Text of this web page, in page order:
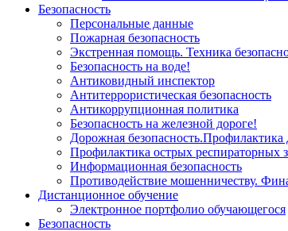
Безопасность
Персональные данные
Пожарная безопасность
Экстренная помощь. Техника
Безопасность на воде!
Антиковидный инспектор
Антитеррористическая безопасность
Антикоррупционная политика
Безопасность на железной дороге!
Дорожная безопасность.Профилактика
Профилактика острых
Информационная безопасность
Противодействие мошенничеству.
Дистанционное обучение
Электронное портфолио обучающегося
Безопасность